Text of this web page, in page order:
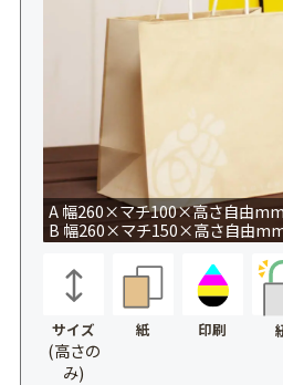
A 幅260×マチ100×高さ自由
B 幅260×マチ150×高さ自由
サイズ
(高さの
み)
紙 印刷